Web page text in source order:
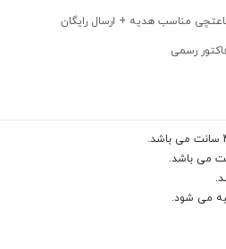
مناسب هدیه + ارسال رایگان
می شود.